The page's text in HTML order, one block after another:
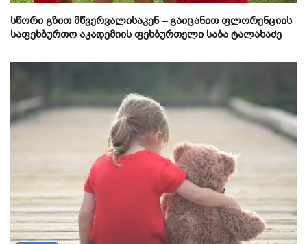
სწორი გზით მწვერვალისაკენ – გაიცანით ფლორენციის
საფეხბურთო აკადემიის ფეხბურთელი საბა ტალახაძე